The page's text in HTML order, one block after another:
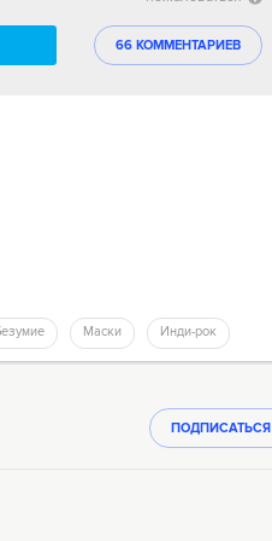
66 КОММЕНТАРИЕВ
Безумие Маски Инди-рок
ПОДПИСАТЬСЯ